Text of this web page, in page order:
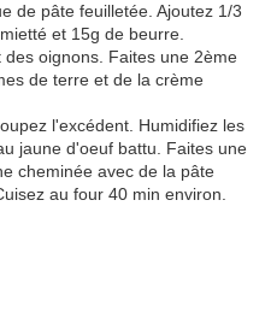
de pâte feuilletée. Ajoutez 1/3
et 15g de beurre.
oignons. Faites une 2ème
de terre et de la crème
l'excédent. Humidifiez les
jaune d'oeuf battu. Faites une
cheminée avec de la pâte
au four 40 min environ.